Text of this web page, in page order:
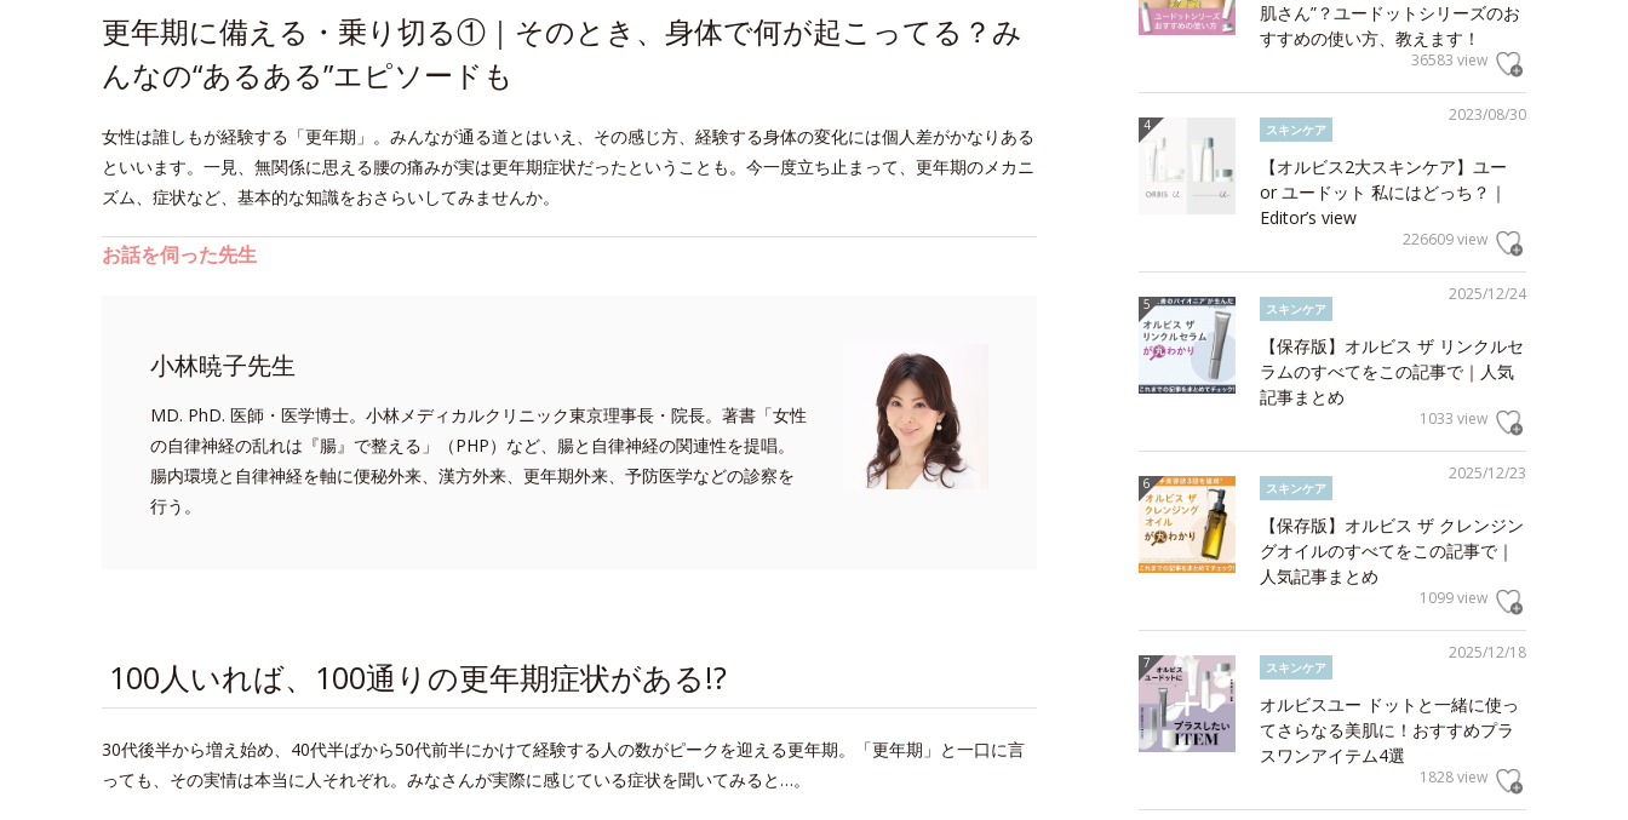
更年期に備える・乗り切る①｜そのとき、身体で何が起こってる？み
んなの“あるある”エピソードも
女性は誰しもが経験する「更年期」。みんなが通る道とはいえ、その感じ方、経験する身体の変化には個人差がかなりある
といいます。一見、無関係に思える腰の痛みが実は更年期症状だったということも。今一度立ち止まって、更年期のメカニ
ズム、症状など、基本的な知識をおさらいしてみませんか。
お話を伺った先生
小林暁子先生
MD. PhD. 医師・医学博士。小林メディカルクリニック東京理事長・院長。著書「女性
の自律神経の乱れは『腸』で整える」（PHP）など、腸と自律神経の関連性を提唱。
腸内環境と自律神経を軸に便秘外来、漢方外来、更年期外来、予防医学などの診察を
行う。
100人いれば、100通りの更年期症状がある!?
30代後半から増え始め、40代半ばから50代前半にかけて経験する人の数がピークを迎える更年期。「更年期」と一口に言
っても、その実情は本当に人それぞれ。みなさんが実際に感じている症状を聞いてみると…。
肌さん”？ユードットシリーズのお
すすめの使い方、教えます！
36583 view
2023/08/30
スキンケア
【オルビス2大スキンケア】ユー
or ユードット 私にはどっち？｜
Editor’s view
226609 view
2025/12/24
スキンケア
【保存版】オルビス ザ リンクルセ
ラムのすべてをこの記事で｜人気
記事まとめ
1033 view
2025/12/23
スキンケア
【保存版】オルビス ザ クレンジン
グオイルのすべてをこの記事で｜
人気記事まとめ
1099 view
2025/12/18
スキンケア
オルビスユー ドットと一緒に使っ
てさらなる美肌に！おすすめプラ
スワンアイテム4選
1828 view